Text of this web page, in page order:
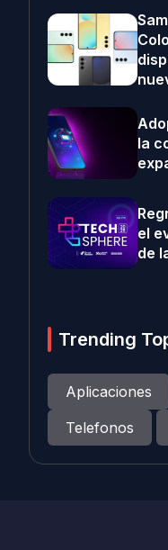
la
el
de
Trending
Aplicaciones
Telefonos